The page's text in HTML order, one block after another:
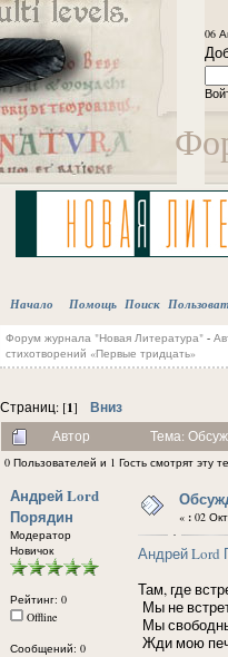
06
Начало Помощь Поиск
Форум журнала "Новая Литература"-
стихотворений «Первые тридцать»
Страниц: [1] Вниз
Автор Тема:
0 Пользователей и 1 Гость смотрят эту
Андрей Lord
Порядин
Модератор
Новичок
Рейтинг: 0
Offline
Сообщений: 0
« : 02
Андрей Lord
Там, где
Мы не
Мы
Жди мою